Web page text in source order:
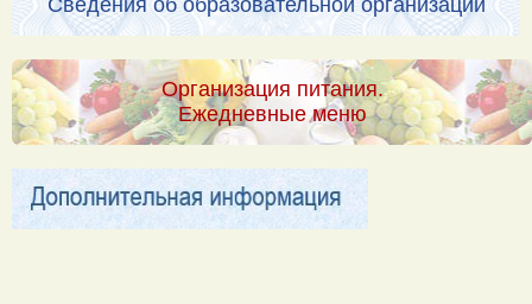
Организация питания.
Ежедневные меню